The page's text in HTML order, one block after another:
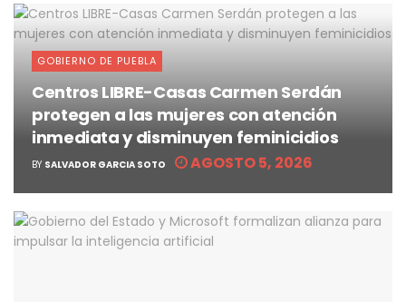
GOBIERNO DE PUEBLA
Centros LIBRE-Casas Carmen Serdán
protegen a las mujeres con atención
inmediata y disminuyen feminicidios
BY SALVADOR GARCIA SOTO AGOSTO 5, 2026